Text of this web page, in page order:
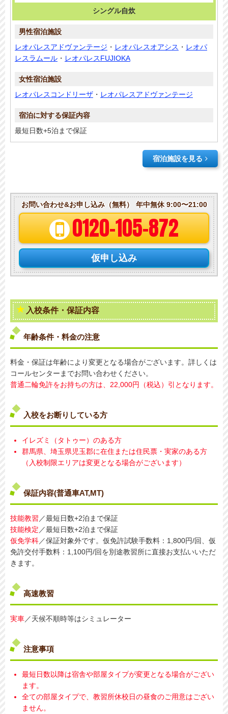
シングル自炊
レオパレスアドヴァンテージ ・ レオパレスオアシス ・ レオパ
レスラムール ・ レオパレスFUJIOKA
レオパレスコンドリーザ ・ レオパレスアドヴァンテージ
最短日数+5泊まで保証
宿泊施設を見る
お問い合わせ&お申し込み（無料） 年中無休 9:00〜21:00
0120-105-872
仮申し込み
入校条件・保証内容
年齢条件・料金の注意
料金・保証は年齢により変更となる場合がございます。詳しくは
コールセンターまでお問い合わせください。
普通二輪免許をお持ちの方は、22,000円（税込）引となります。
入校をお断りしている方
イレズミ（タトゥー）のある方
群馬県、埼玉県児玉郡に在住または住民票・実家のある方
（入校制限エリアは変更となる場合がございます）
保証内容(普通車AT,MT)
技能教習 ／最短日数+2泊まで保証
技能検定 ／最短日数+2泊まで保証
仮免学科／保証対象外です。仮免許試験手数料：1,800円/回、仮
免許交付手数料：1,100円/回を別途教習所に直接お支払いいただ
きます。
高速教習
実車／天候不順時等はシミュレーター
注意事項
最短日数以降は宿舎や部屋タイプが変更となる場合がござい
ます。
全ての部屋タイプで、教習所休校日の昼食のご用意はござい
ません。